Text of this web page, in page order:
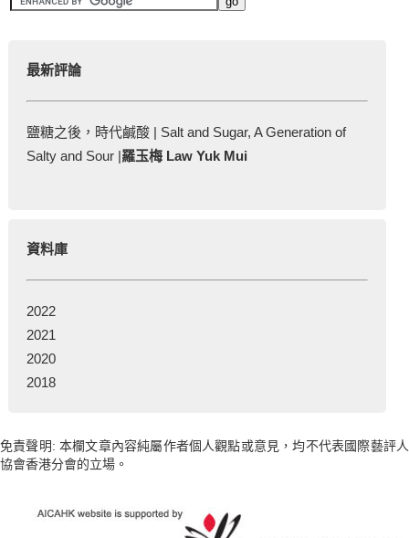
最新評論
鹽糖之後，時代鹹酸 | Salt and Sugar, A Generation of
Salty and Sour |羅玉梅 Law Yuk Mui
資料庫
2022
2021
2020
2018
免責聲明: 本欄文章內容純屬作者個人觀點或意見，均不代表國際藝評人
協會香港分會的立場。